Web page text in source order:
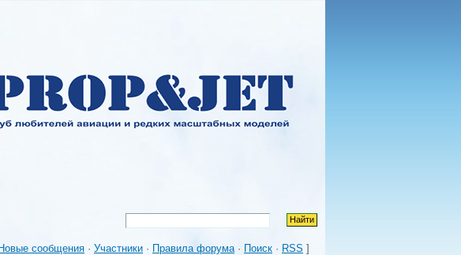
Новые сообщения · Участники · Правила форума· Поиск · RSS ]